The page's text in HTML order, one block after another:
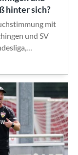
hinter sich?
mit
und SV